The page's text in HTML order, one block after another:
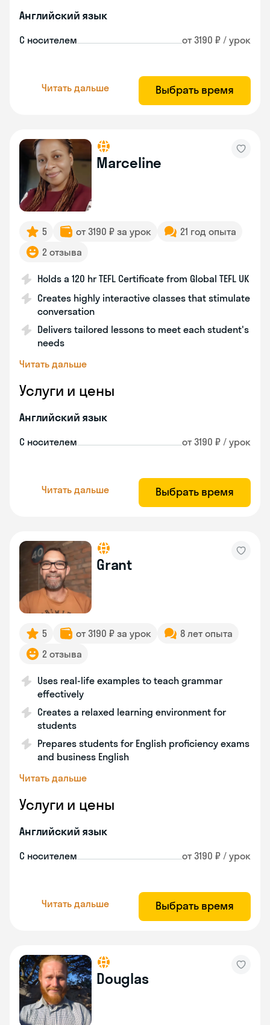
Английский язык
С носителем от 3190 ₽ / урок
Читать дальше Выбрать время
Marceline
5 от 3190 ₽ за урок
21 год опыта
2 отзыва
Holds a 120 hr TEFL Certificate from Global TEFL UK
Creates highly interactive classes that stimulate
conversation
Delivers tailored lessons to meet each student's
needs
Читать дальше
Услуги и цены
Английский язык
С носителем от 3190 ₽ / урок
Читать дальше Выбрать время
Grant
5 от 3190 ₽ за урок
8 лет опыта
2 отзыва
Uses real-life examples to teach grammar
effectively
Creates a relaxed learning environment for
students
Prepares students for English proficiency exams
and business English
Читать дальше
Услуги и цены
Английский язык
С носителем от 3190 ₽ / урок
Читать дальше Выбрать время
Douglas